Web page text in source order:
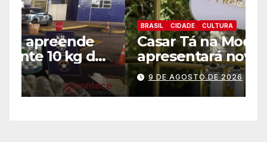
BRASIL CIDADE CULTURA
Casar Tá na Moda
apresentará novidades em
entretenimento para
casamentos e festas de
debutantes
9 DE AGOSTO DE 2026